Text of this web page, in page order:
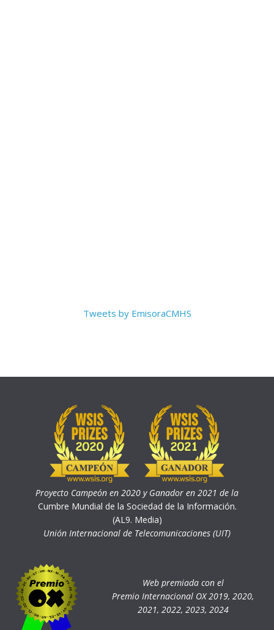
Tweets by EmisoraCMHS
Proyecto Campeón en 2020 y Ganador en 2021 de la
Cumbre Mundial de la Sociedad de la Información.
(AL9. Media)
Unión Internacional de Telecomunicaciones (UIT)
Web premiada con el
Premio Internacional OX 2019, 2020,
2021, 2022, 2023, 2024